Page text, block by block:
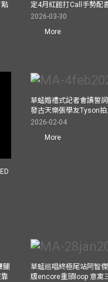
定4月紅館打Call手勢配
2026-03-30
More
草蜢婚禮式記者會讀誓
發古天樂張學友Tyson
2026-02-04
More
腿
草蜢巡唱終極尾站阿智
版encore重頭loop 意寓